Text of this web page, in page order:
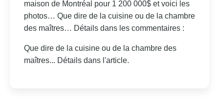
maison de Montréal pour 1 200 000$ et voici les
photos… Que dire de la cuisine ou de la chambre
des maîtres… Détails dans les commentaires :
Que dire de la cuisine ou de la chambre des
maîtres... Détails dans l'article.